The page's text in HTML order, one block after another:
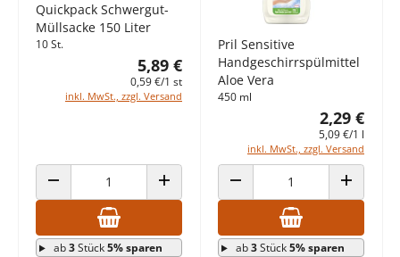
Quickpack Schwergut-
Müllsacke 150 Liter
10 St.
5,89 €
0,59 €/1 st
inkl. MwSt., zzgl. Versand
ANZAHL VERRINGERN ANZAHL ERHÖHEN
ab3Stück5% sparen
Pril Sensitive
Handgeschirrspülmittel
Aloe Vera
450 ml
2,29 €
5,09 €/1 l
inkl. MwSt., zzgl. Versand
ANZAHL VERRINGERN ANZAHL
ab3Stück5% sparen